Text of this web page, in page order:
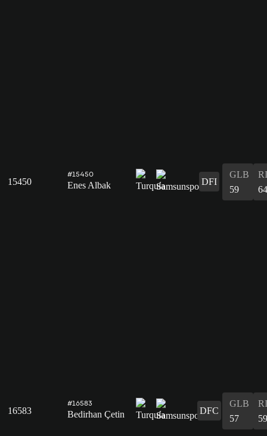
15450
#15450
Enes Albak DFI
GLB
59
64
16583
#16583
Bedirhan Çetin DFC
GLB
57
59